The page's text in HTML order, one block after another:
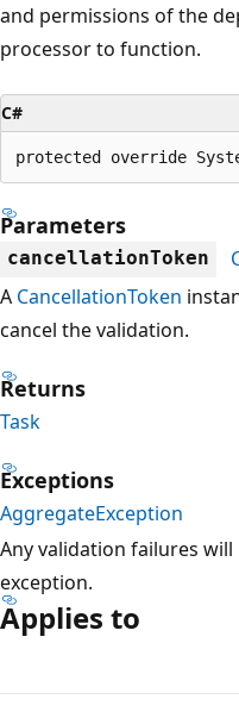
and permissions of the
processor to function.
C#
protected override
Parameters
cancellationToken
A CancellationToken
cancel the validation.
Returns
Task
Exceptions
AggregateException
Any validation failures
exception.
Applies to
み